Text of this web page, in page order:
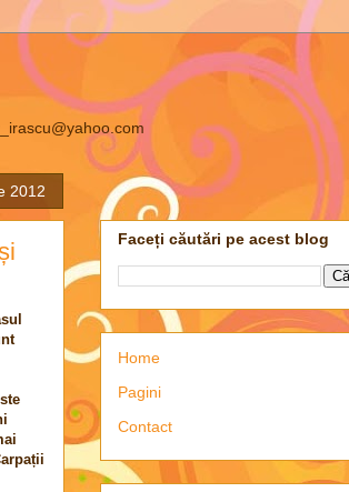
2012
Faceți căutări pe acest blog
Home
Pagini
Contact